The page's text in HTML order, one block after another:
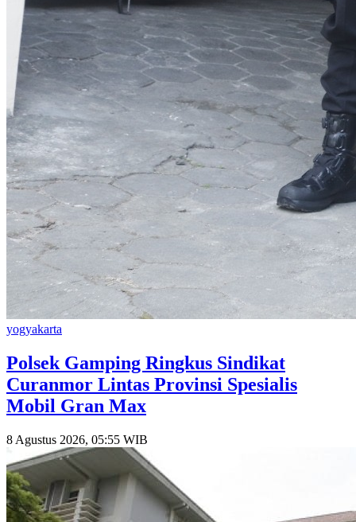
yogyakarta
Polsek Gamping Ringkus Sindikat
Curanmor Lintas Provinsi Spesialis
Mobil Gran Max
8 Agustus 2026, 05:55 WIB